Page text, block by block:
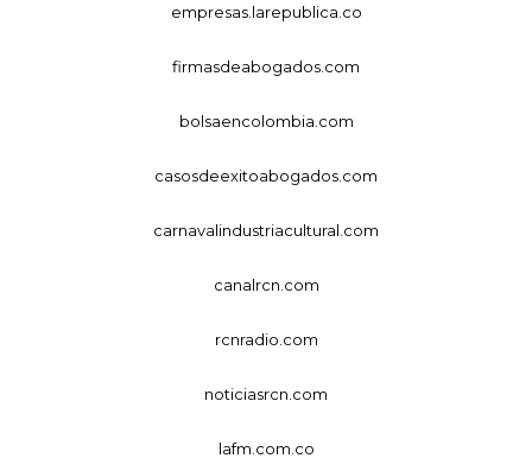
empresas.larepublica.co
firmasdeabogados.com
bolsaencolombia.com
casosdeexitoabogados.com
carnavalindustriacultural.com
canalrcn.com
rcnradio.com
noticiasrcn.com
lafm.com.co